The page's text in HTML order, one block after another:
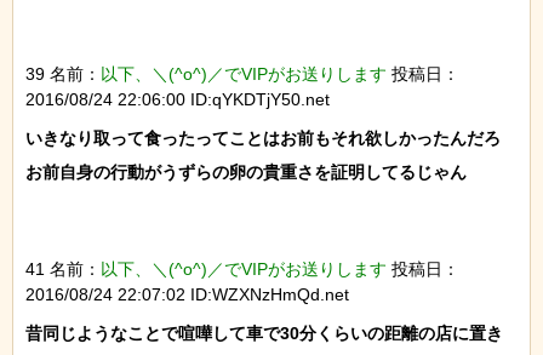
39 名前： 以下、＼(^o^)／でVIPがお送りします 投稿日：
2016/08/24 22:06:00 ID:qYKDTjY50.net
いきなり取って食ったってことはお前もそれ欲しかったんだろ
お前自身の行動がうずらの卵の貴重さを証明してるじゃん
41 名前： 以下、＼(^o^)／でVIPがお送りします 投稿日：
2016/08/24 22:07:02 ID:WZXNzHmQd.net
昔同じようなことで喧嘩して車で30分くらいの距離の店に置き